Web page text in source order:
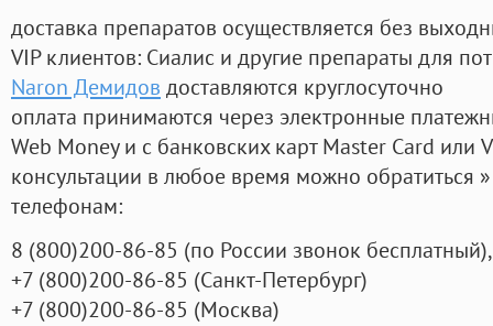
доставка препаратов осуществляется без
VIP клиентов: Сиалис и другие препараты для
Naron Демидов доставляются круглосуточно
оплата принимаются через электронные
Web Money и с банковских карт Master Card или
консультации в любое время можно обратиться
телефонам:
8 (800)200-86-85 (по России звонок бесплатный),
+7 (800)200-86-85 (Санкт-Петербург)
+7 (800)200-86-85 (Москва)